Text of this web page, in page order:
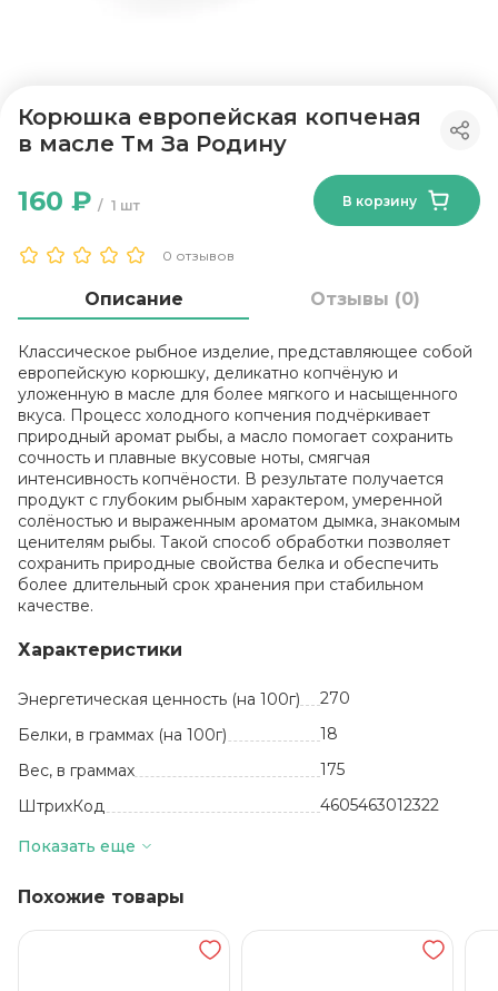
Корюшка европейская копченая
в масле Тм За Родину
0 отзывов
1 шт
160 ₽ В корзину
Описание Отзывы (0)
Классическое рыбное изделие, представляющее собой
европейскую корюшку, деликатно копчёную и
уложенную в масле для более мягкого и насыщенного
вкуса. Процесс холодного копчения подчёркивает
природный аромат рыбы, а масло помогает сохранить
сочность и плавные вкусовые ноты, смягчая
интенсивность копчёности. В результате получается
продукт с глубоким рыбным характером, умеренной
солёностью и выраженным ароматом дымка, знакомым
ценителям рыбы. Такой способ обработки позволяет
сохранить природные свойства белка и обеспечить
более длительный срок хранения при стабильном
качестве.
Характеристики
Энергетическая ценность (на 100г)
270
Белки, в граммах (на 100г)
18
Вес, в граммах
175
ШтрихКод
4605463012322
Базовая единица
копчёная,
растительное
Показать еще
Похожие товары